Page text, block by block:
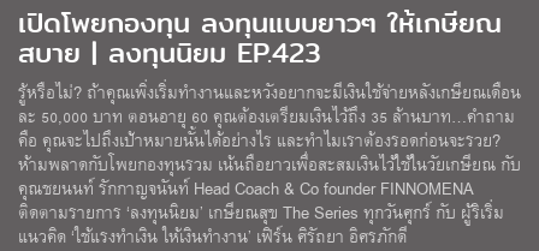
เปิดโพยกองทุน ลงทุนแบบยาวๆ ให้เกษียณ
สบาย | ลงทุนนิยม EP.423
รู้หรือไม่? ถ้าคุณเพิ่งเริ่มทำงานและหวังอยากจะมีเงินใช้จ่ายหลังเกษียณเดือน
ละ 50,000 บาท ตอนอายุ 60 คุณต้องเตรียมเงินไว้ถึง 35 ล้านบาท…คำถาม
คือ คุณจะไปถึงเป้าหมายนั้นได้อย่างไร และทำไมเราต้องรอดก่อนจะรวย?
ห้ามพลาดกับโพยกองทุนรวม เน้นถือยาวเพื่อสะสมเงินไว้ใช้ในวัยเกษียณ กับ
คุณชยนนท์ รักกาญจนันท์ Head Coach & Co founder FINNOMENA
ติดตามรายการ ‘ลงทุนนิยม’ เกษียณสุข The Series ทุกวันศุกร์ กับ ผู้ริเริ่ม
แนวคิด ‘ใช้แรงทำเงิน ให้เงินทำงาน’ เฟิร์น ศิรัถยา อิศรภักดี